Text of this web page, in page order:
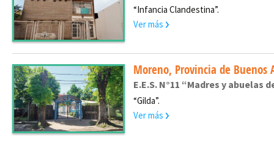
“Infancia Clandestina”.
Ver más
Moreno, Provincia de Buenos
E.E.S. N°11 “Madres y abuelas
“Gilda”.
Ver más